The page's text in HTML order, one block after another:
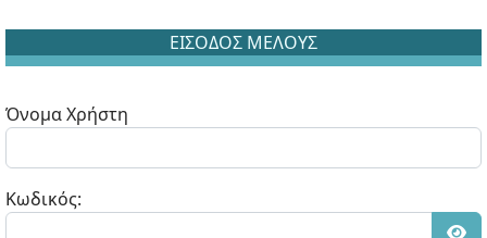
ΕΙΣΟΔΟΣ ΜΕΛΟΥΣ
Όνομα Χρήστη
Κωδικός: